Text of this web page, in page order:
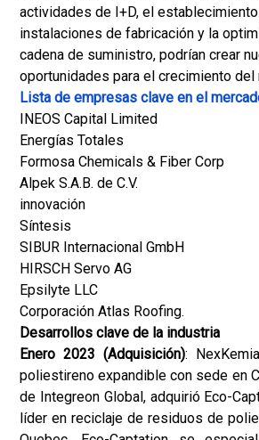
actividades de I+D, el
instalaciones de fabricación y la
cadena de suministro, podrían crear
oportunidades para el crecimiento del
Lista de empresas clave en el
INEOS Capital Limited
Energías Totales
Formosa Chemicals & Fiber Corp
Alpek S.A.B. de C.V.
innovación
Síntesis
SIBUR Internacional GmbH
HIRSCH Servo AG
Epsilyte LLC
Corporación Atlas Roofing.
Desarrollos clave de la industria
Enero 2023 (Adquisición):
poliestireno expandible con sede en
de Integreon Global, adquirió Eco-
líder en reciclaje de residuos de